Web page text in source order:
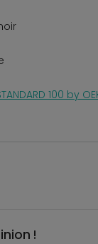
100 by
!